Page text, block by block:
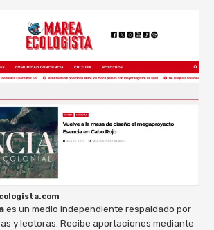
es un medio independiente respaldado por
y lectoras. Recibe aportaciones mediante